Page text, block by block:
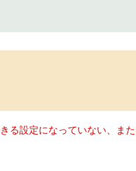
る設定になっていない、ま